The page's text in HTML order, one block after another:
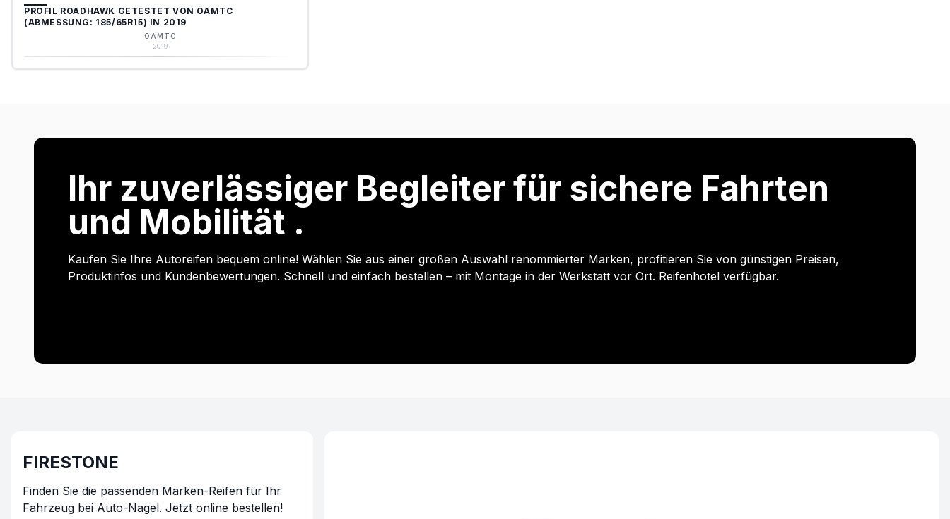
PROFIL ROADHAWK GETESTET VON ÖAMTC
(ABMESSUNG: 185/65R15) IN 2019
ÖAMTC
2019
Ihr zuverlässiger Begleiter für sichere Fahrten
und Mobilität .
Kaufen Sie Ihre Autoreifen bequem online! Wählen Sie aus einer großen Auswahl renommierter Marken, profitieren Sie von günstigen Preisen,
Produktinfos und Kundenbewertungen. Schnell und einfach bestellen – mit Montage in der Werkstatt vor Ort. Reifenhotel verfügbar.
FIRESTONE
Finden Sie die passenden Marken-Reifen für Ihr
Fahrzeug bei Auto-Nagel. Jetzt online bestellen!